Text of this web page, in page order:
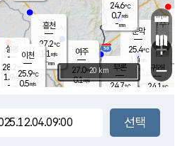
문막
25.4℃
1.4m/s
mm
부론
24.7℃
여주
27.0℃
0.1m/s
24.6℃
0.7m/s
-mm
장호원
흥천
27.2℃
1.1 m/s
-mm
설봉
28.2
1.9 m/s
- mm
귀래
24.1 ℃
이천
25.9℃
0.5m/s
+
−
20 km